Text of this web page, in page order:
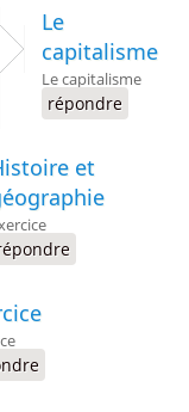
Le
capitalisme
Le capitalisme
répondre
et